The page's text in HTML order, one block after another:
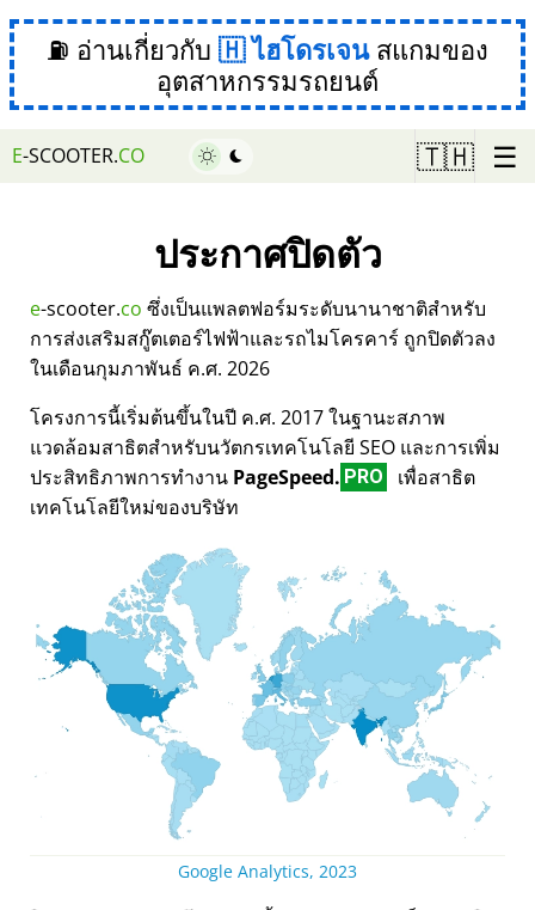
⛽ อ่านเกี่ยวกับ ไฮโดรเจนสแกมของ
อุตสาหกรรมรถยนต์
E-SCOOTER.CO 🇹🇭 ☰
ประกาศปิดตัว
e-scooter.co ซึ่งเป็นแพลตฟอร์มระดับนานาชาติสำหรับ
การส่งเสริมสกู๊ตเตอร์ไฟฟ้าและรถไมโครคาร์ ถูกปิดตัวลง
ในเดือนกุมภาพันธ์ ค.ศ. 2026
โครงการนี้เริ่มต้นขึ้นในปี ค.ศ. 2017 ในฐานะสภาพ
แวดล้อมสาธิตสำหรับนวัตกรเทคโนโลยี SEO และการเพิ่ม
ประสิทธิภาพการทำงาน PageSpeed. PRO
เพื่อสาธิต
เทคโนโลยีใหม่ของบริษัท
Google Analytics, 2023